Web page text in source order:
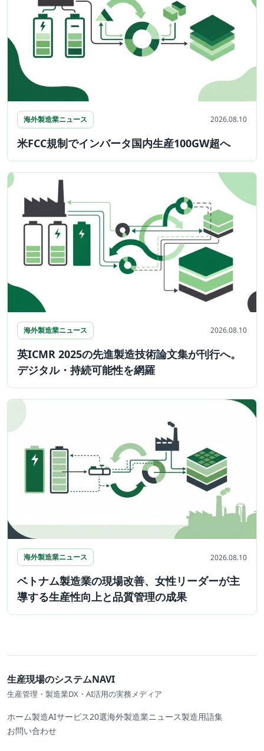
海外製造業ニュース 2026.08.10
米FCC規制でインバータ国内生産100GW超へ
海外製造業ニュース 2026.08.10
英ICMR 2025の先進製造技術論文集が刊行へ。
デジタル・持続可能性を網羅
海外製造業ニュース 2026.08.10
ベトナム製造業の現場改善、女性リーダーが主
導する生産性向上と品質管理の成果
生産現場のシステムNAVI
生産管理・製造業DX・AI活用の実務メディア
ホーム製造AIサービス20選海外製造業ニュース製造用語集
お問い合わせ